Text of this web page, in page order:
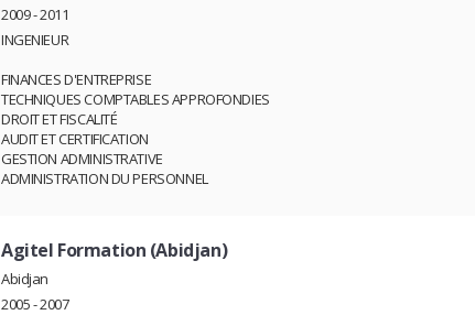
2009 - 2011
INGENIEUR
FINANCES D'ENTREPRISE
TECHNIQUES COMPTABLES APPROFONDIES
DROIT ET FISCALITÉ
AUDIT ET CERTIFICATION
GESTION ADMINISTRATIVE
ADMINISTRATION DU PERSONNEL
Agitel Formation (Abidjan)
Abidjan
2005 - 2007